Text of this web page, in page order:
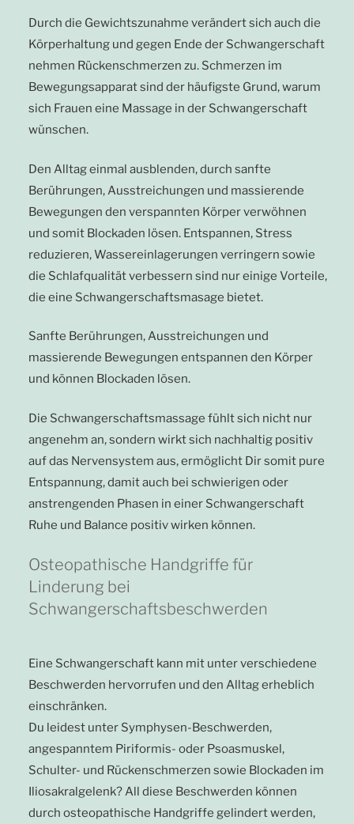
Durch die Gewichtszunahme verändert sich auch die
Körperhaltung und gegen Ende der Schwangerschaft
nehmen Rückenschmerzen zu. Schmerzen im
Bewegungsapparat sind der häufigste Grund, warum
sich Frauen eine Massage in der Schwangerschaft
wünschen.
Den Alltag einmal ausblenden, durch sanfte
Berührungen, Ausstreichungen und massierende
Bewegungen den verspannten Körper verwöhnen
und somit Blockaden lösen. Entspannen, Stress
reduzieren, Wassereinlagerungen verringern sowie
die Schlafqualität verbessern sind nur einige Vorteile,
die eine Schwangerschaftsmasage bietet.
Sanfte Berührungen, Ausstreichungen und
massierende Bewegungen entspannen den Körper
und können Blockaden lösen.
Die Schwangerschaftsmassage fühlt sich nicht nur
angenehm an, sondern wirkt sich nachhaltig positiv
auf das Nervensystem aus, ermöglicht Dir somit pure
Entspannung, damit auch bei schwierigen oder
anstrengenden Phasen in einer Schwangerschaft
Ruhe und Balance positiv wirken können.
Osteopathische Handgriffe für
Linderung bei
Schwangerschaftsbeschwerden
Eine Schwangerschaft kann mit unter verschiedene
Beschwerden hervorrufen und den Alltag erheblich
einschränken.
Du leidest unter Symphysen-Beschwerden,
angespanntem Piriformis- oder Psoasmuskel,
Schulter- und Rückenschmerzen sowie Blockaden im
Iliosakralgelenk? All diese Beschwerden können
durch osteopathische Handgriffe gelindert werden,